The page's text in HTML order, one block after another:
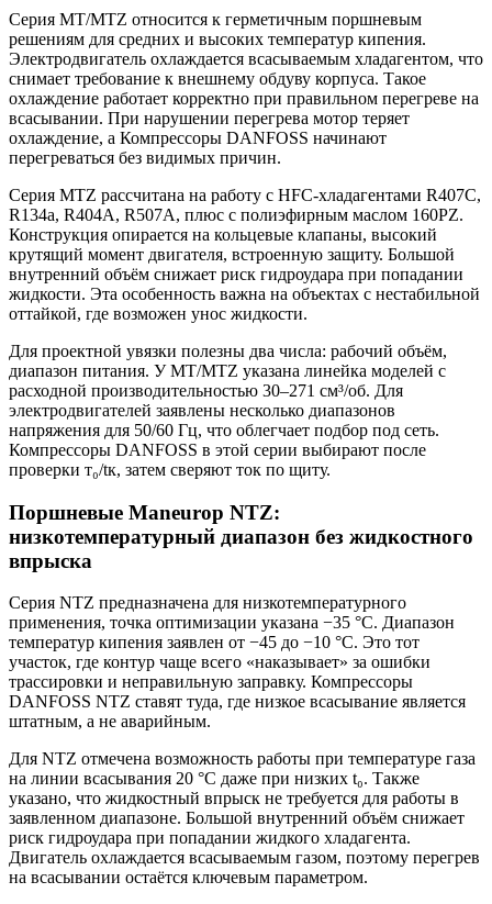
Серия MT/MTZ относится к герметичным поршневым
решениям для средних и высоких температур кипения.
Электродвигатель охлаждается всасываемым хладагентом, что
снимает требование к внешнему обдуву корпуса. Такое
охлаждение работает корректно при правильном перегреве на
всасывании. При нарушении перегрева мотор теряет
охлаждение, а Компрессоры DANFOSS начинают
перегреваться без видимых причин.
Серия MTZ рассчитана на работу с HFC-хладагентами R407C,
R134a, R404A, R507A, плюс с полиэфирным маслом 160PZ.
Конструкция опирается на кольцевые клапаны, высокий
крутящий момент двигателя, встроенную защиту. Большой
внутренний объём снижает риск гидроудара при попадании
жидкости. Эта особенность важна на объектах с нестабильной
оттайкой, где возможен унос жидкости.
Для проектной увязки полезны два числа: рабочий объём,
диапазон питания. У MT/MTZ указана линейка моделей с
расходной производительностью 30–271 см³/об. Для
электродвигателей заявлены несколько диапазонов
напряжения для 50/60 Гц, что облегчает подбор под сеть.
Компрессоры DANFOSS в этой серии выбирают после
проверки т₀/tк, затем сверяют ток по щиту.
Поршневые Maneurop NTZ:
низкотемпературный диапазон без жидкостного
впрыска
Серия NTZ предназначена для низкотемпературного
применения, точка оптимизации указана −35 °C. Диапазон
температур кипения заявлен от −45 до −10 °C. Это тот
участок, где контур чаще всего «наказывает» за ошибки
трассировки и неправильную заправку. Компрессоры
DANFOSS NTZ ставят туда, где низкое всасывание является
штатным, а не аварийным.
Для NTZ отмечена возможность работы при температуре газа
на линии всасывания 20 °C даже при низких t₀. Также
указано, что жидкостный впрыск не требуется для работы в
заявленном диапазоне. Большой внутренний объём снижает
риск гидроудара при попадании жидкого хладагента.
Двигатель охлаждается всасываемым газом, поэтому перегрев
на всасывании остаётся ключевым параметром.